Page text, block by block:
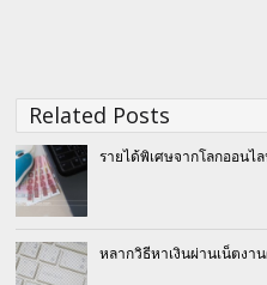
Related Posts
รายได้พิเศษจากโลกออนไ
หลากวิธีหาเงินผ่านเน็ตงา